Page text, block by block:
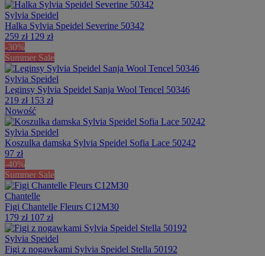
Sylvia Speidel
Halka Sylvia Speidel Severine 50342
259 zł 129 zł
-30%
Summer Sale
Sylvia Speidel
Leginsy Sylvia Speidel Sanja Wool Tencel 50346
219 zł 153 zł
Nowość
Sylvia Speidel
Koszulka damska Sylvia Speidel Sofia Lace 50242
97 zł
-40%
Summer Sale
Chantelle
Figi Chantelle Fleurs C12M30
179 zł 107 zł
Sylvia Speidel
Figi z nogawkami Sylvia Speidel Stella 50192